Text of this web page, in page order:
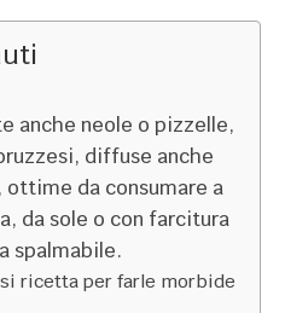
anche neole o pizzelle,
diffuse anche
ottime da consumare a
da sole o con farcitura
spalmabile.
ricetta per farle morbide